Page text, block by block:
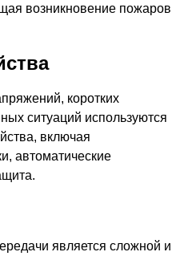
возникновение пожаров
коротких
ситуаций используются
включая
автоматические
является сложной и